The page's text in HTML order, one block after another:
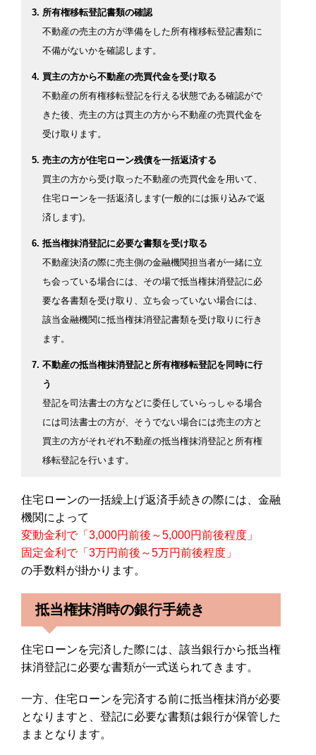
所有権移転登記書類の確認
不動産の売主の方が準備をした所有権移転登記書類に
不備がないかを確認します。
買主の方から不動産の売買代金を受け取る
不動産の所有権移転登記を行える状態である確認がで
きた後、売主の方は買主の方から不動産の売買代金を
受け取ります。
売主の方が住宅ローン残債を一括返済する
買主の方から受け取った不動産の売買代金を用いて、
住宅ローンを一括返済します(一般的には振り込みで返
済します)。
抵当権抹消登記に必要な書類を受け取る
不動産決済の際に売主側の金融機関担当者が一緒に立
ち会っている場合には、その場で抵当権抹消登記に必
要な各書類を受け取り、立ち会っていない場合には、
該当金融機関に抵当権抹消登記書類を受け取りに行き
ます。
不動産の抵当権抹消登記と所有権移転登記を同時に行
う
登記を司法書士の方などに委任していらっしゃる場合
には司法書士の方が、そうでない場合には売主の方と
買主の方がそれぞれ不動産の抵当権抹消登記と所有権
移転登記を行います。
住宅ローンの一括繰上げ返済手続きの際には、金融
機関によって
変動金利で「3,000円前後～5,000円前後程度」
固定金利で「3万円前後～5万円前後程度」
の手数料が掛かります。
抵当権抹消時の銀行手続き
住宅ローンを完済した際には、該当銀行から抵当権
抹消登記に必要な書類が一式送られてきます。
一方、住宅ローンを完済する前に抵当権抹消が必要
となりますと、登記に必要な書類は銀行が保管した
ままとなります。